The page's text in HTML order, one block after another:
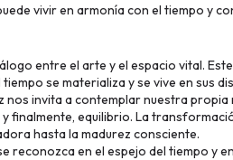
vivir en armonía con el tiempo y
entre el arte y el espacio vital.
se materializa y se vive en sus
invita a contemplar nuestra
equilibrio. La
hasta la madurez consciente.
reconozca en el espejo del tiempo y